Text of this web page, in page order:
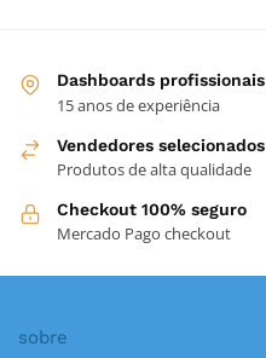
Dashboards profissionais
15 anos de experiência
Vendedores selecionados
Produtos de alta qualidade
Checkout 100% seguro
Mercado Pago checkout
sobre